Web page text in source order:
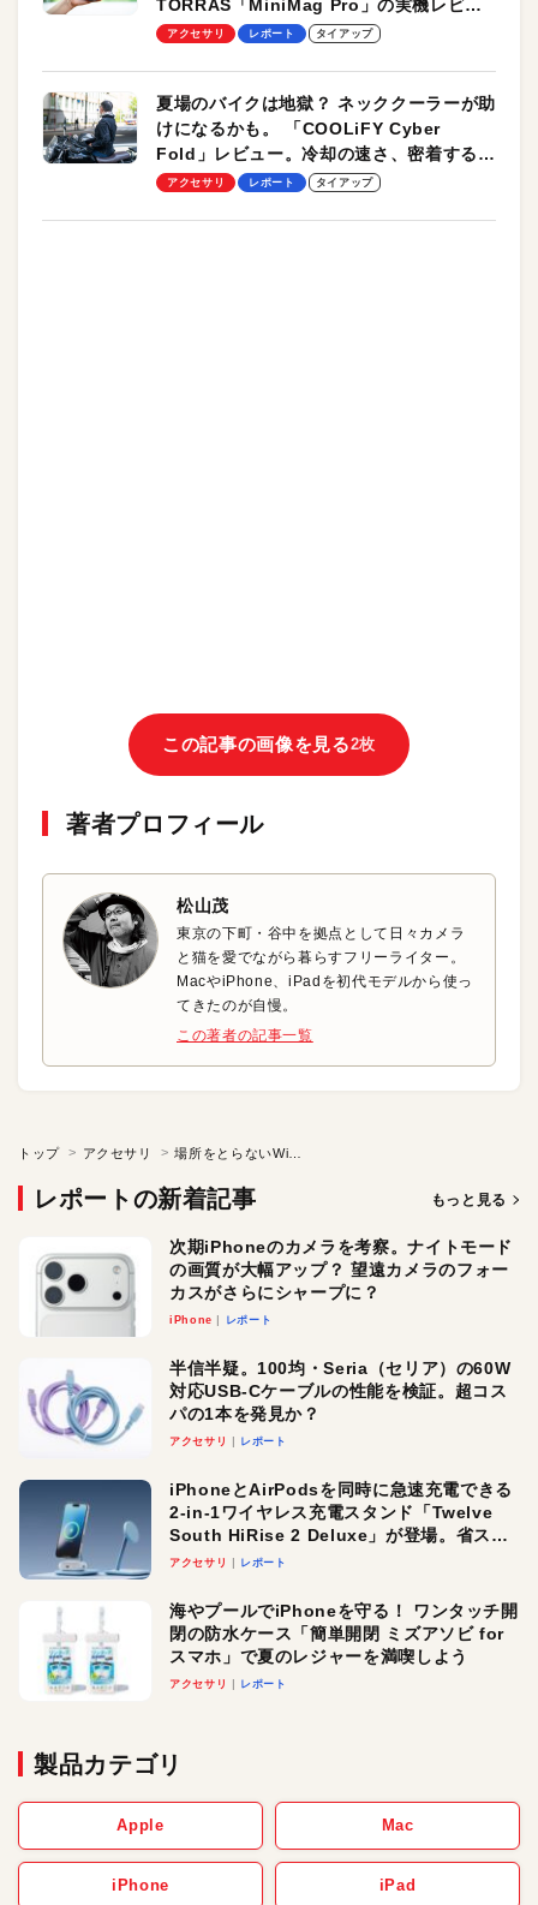
TORRAS「MiniMag Pro」の実機レビュ
ーも
アクセサリ レポート タイアップ
夏場のバイクは地獄？ ネッククーラーが助
けになるかも。 「COOLiFY Cyber
Fold」レビュー。冷却の速さ、密着する冷
却プレート、シンプルな操作性がグッド！
アクセサリ レポート タイアップ
この記事の画像を見る2枚
著者プロフィール
松山茂
東京の下町・谷中を拠点として日々カメラ
と猫を愛でながら暮らすフリーライター。
MacやiPhone、iPadを初代モデルから使っ
てきたのが自慢。
この著者の記事一覧
トップ アクセサリ 場所をとらないWi-Fi中継器「WTC-1167USシリーズ」
レポートの新着記事 もっと見る
次期iPhoneのカメラを考察。ナイトモード
の画質が大幅アップ？ 望遠カメラのフォー
カスがさらにシャープに？
iPhone レポート
半信半疑。100均・Seria（セリア）の60W
対応USB-Cケーブルの性能を検証。超コス
パの1本を発見か？
アクセサリ レポート
iPhoneとAirPodsを同時に急速充電できる
2-in-1ワイヤレス充電スタンド「Twelve
South HiRise 2 Deluxe」が登場。省スペ
ースでおしゃれに充電したい人にオスス
アクセサリ レポート
海やプールでiPhoneを守る！ ワンタッチ開
閉の防水ケース「簡単開閉 ミズアソビ for
スマホ」で夏のレジャーを満喫しよう
アクセサリ レポート
製品カテゴリ
Apple Mac
iPhone iPad